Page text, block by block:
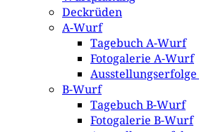
Deckrüden
A-Wurf
Tagebuch A-Wurf
Fotogalerie A-Wurf
B-Wurf
Tagebuch B-Wurf
Fotogalerie B-Wurf